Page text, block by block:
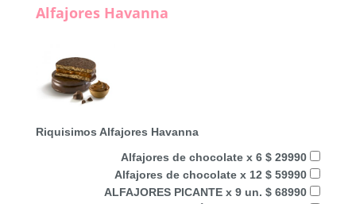
Alfajores Havanna
Riquisimos Alfajores Havanna
Alfajores de chocolate x 6 $ 29990
Alfajores de chocolate x 12 $ 59990
ALFAJORES PICANTE x 9 un. $ 68990